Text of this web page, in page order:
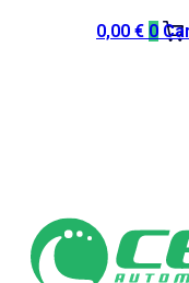
0,00 € 0